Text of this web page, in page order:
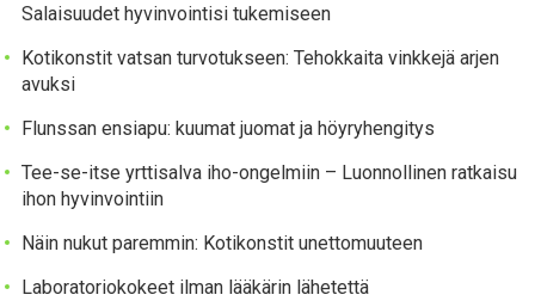
Salaisuudet hyvinvointisi tukemiseen
Kotikonstit vatsan turvotukseen: Tehokkaita vinkkejä arjen
avuksi
Flunssan ensiapu: kuumat juomat ja höyryhengitys
Tee-se-itse yrttisalva iho-ongelmiin – Luonnollinen ratkaisu
ihon hyvinvointiin
Näin nukut paremmin: Kotikonstit unettomuuteen
Laboratoriokokeet ilman lääkärin lähetettä